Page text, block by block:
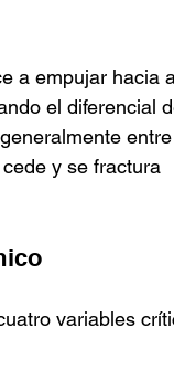
a empujar hacia
el diferencial
y se fractura
variables